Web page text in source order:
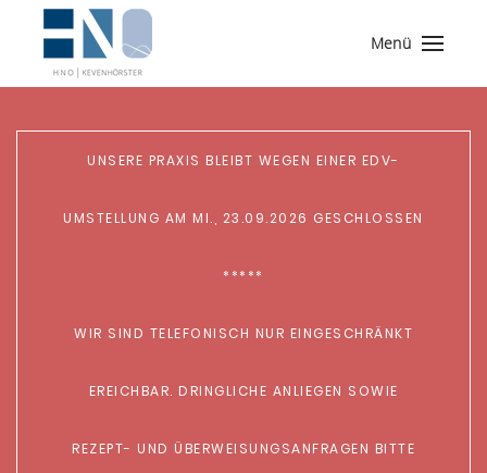
Menü
UNSERE PRAXIS BLEIBT WEGEN EINER EDV-
UMSTELLUNG AM MI., 23.09.2026 GESCHLOSSEN
*****
WIR SIND TELEFONISCH NUR EINGESCHRÄNKT
EREICHBAR. DRINGLICHE ANLIEGEN SOWIE
REZEPT- UND ÜBERWEISUNGSANFRAGEN BITTE